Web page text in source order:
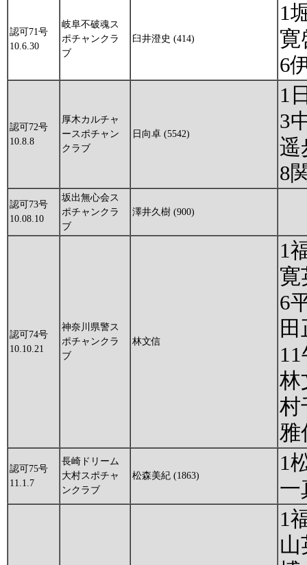
認可71号
10.6.30
岐阜不破魂ス
ポチャンクラ
ブ
臼井澄史 (414)
1
寛
6
認可72号
10.8.8
厚木カルチャ
ースポチャン
クラブ
日向卓 (5542)
1
3
遥
8
認可73号
10.08.10
坂出無心会ス
ポチャンクラ
ブ
澤井久樹 (900)
認可74号
10.10.21
神奈川県警ス
ポチャンクラ
ブ
林文信
1
寛
6
林
村
雅
認可75号
11.1.7
長崎ドリーム
大村スポチャ
ンクラブ
松森美紀 (1863)
1
一
1
山